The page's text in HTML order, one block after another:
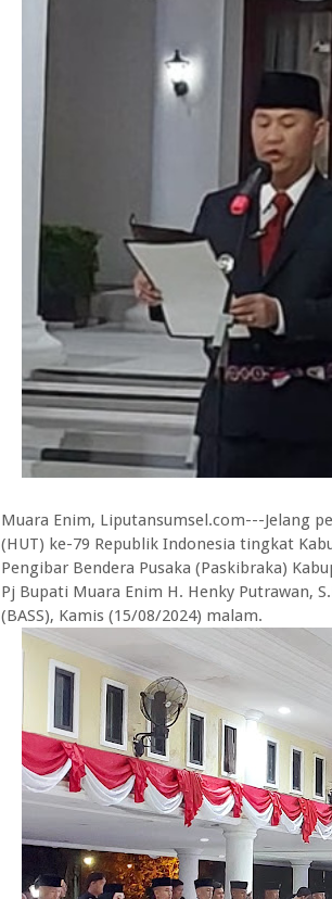
Muara Enim, Liputansumsel.com---Jelang
(HUT) ke-79 Republik Indonesia tingkat
Pengibar Bendera Pusaka (Paskibraka)
Pj Bupati Muara Enim H. Henky Putrawan,
(BASS), Kamis (15/08/2024) malam.